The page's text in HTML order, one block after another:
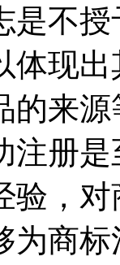
是不
体现
的来
注册
验，
为商